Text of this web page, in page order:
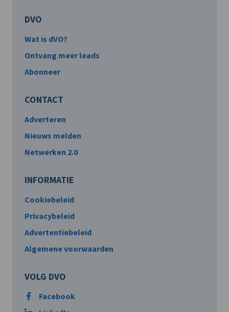
DVO
Wat is dVO?
Ontvang meer leads
Abonneer
CONTACT
Adverteren
Nieuws melden
Netwerken 2.0
INFORMATIE
Cookiebeleid
Privacybeleid
Advertentiebeleid
Algemene voorwaarden
VOLG DVO
Facebook